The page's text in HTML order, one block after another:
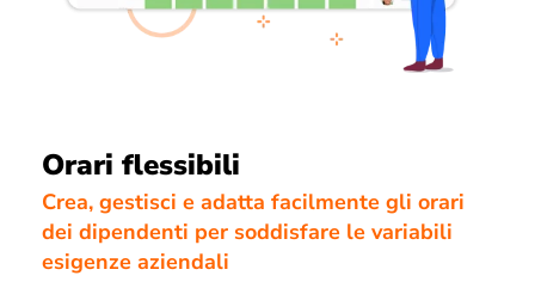
Orari flessibili
Crea, gestisci e adatta facilmente gli orari
dei dipendenti per soddisfare le variabili
esigenze aziendali